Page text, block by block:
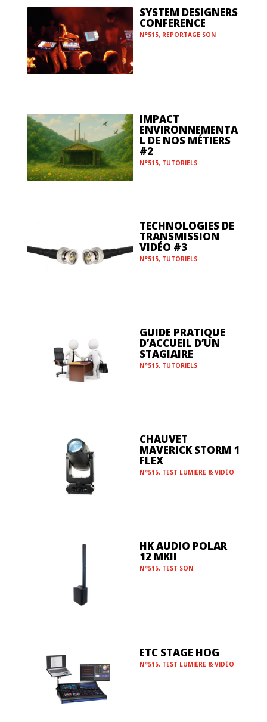
SYSTEM DESIGNERS
CONFERENCE
N°515, REPORTAGE SON
IMPACT
ENVIRONNEMENTA
L DE NOS MÉTIERS
#2
N°515, TUTORIELS
TECHNOLOGIES DE
TRANSMISSION
VIDÉO #3
N°515, TUTORIELS
GUIDE PRATIQUE
D’ACCUEIL D’UN
STAGIAIRE
N°515, TUTORIELS
CHAUVET
MAVERICK STORM 1
FLEX
N°515, TEST LUMIÈRE & VIDÉO
HK AUDIO POLAR
12 MKII
N°515, TEST SON
ETC STAGE HOG
N°515, TEST LUMIÈRE & VIDÉO